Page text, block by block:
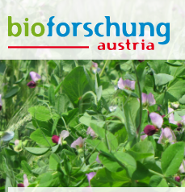
Wonach suchen Sie?